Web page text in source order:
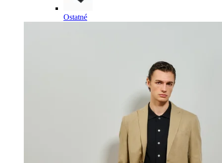
Ostatné